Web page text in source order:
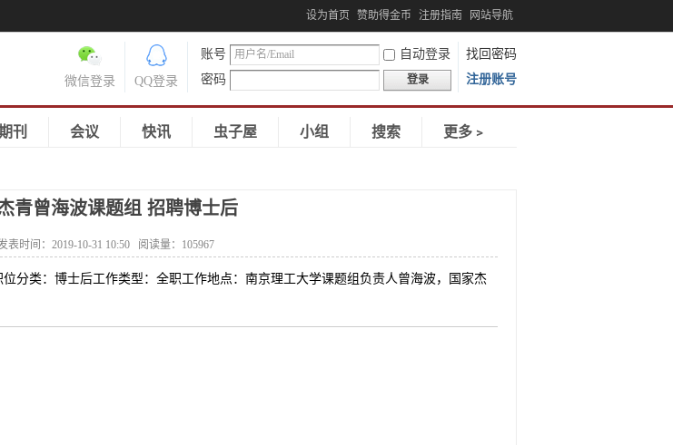
设为首页 赞助得金币 注册指南 网站导航
账号 自动登录
找回密码
密码
登录 注册账号
QQ登录
微信登录
刊 会议 快讯 虫子屋 小组 搜索 更多﹥
青曾海波课题组 招聘博士后
表时间： 2019-10-31 10:50 阅读量： 105967
分类：博士后工作类型：全职工作地点：南京理工大学课题组负责人曾海波，国家杰